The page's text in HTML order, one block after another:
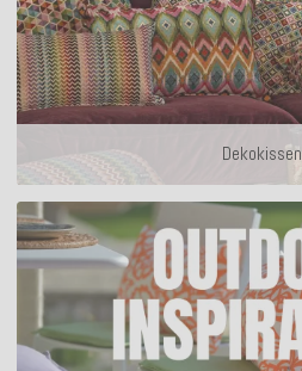
Dekokissen